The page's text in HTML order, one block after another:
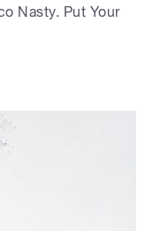
Nasty. Put Your